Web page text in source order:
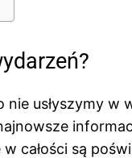
usłyszymy w
całości są